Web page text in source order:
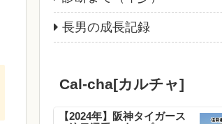
長男の成長記録
Cal-cha[カルチャ]
【2024年】阪神タイガース